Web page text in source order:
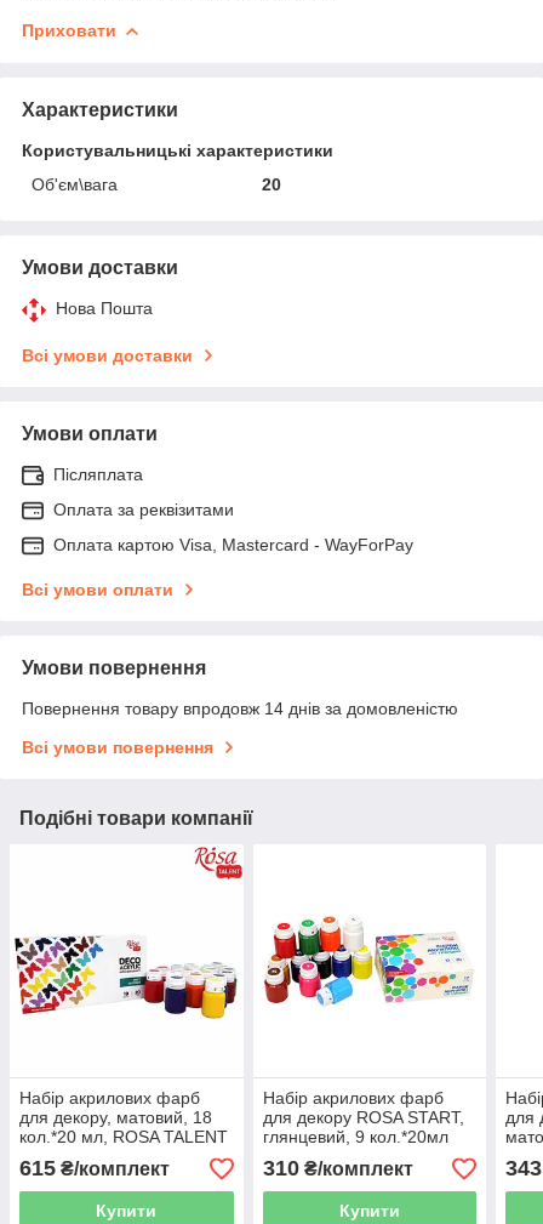
Приховати
Характеристики
Користувальницькі характеристики
Об'єм\вага
20
Умови доставки
Нова Пошта
Всі умови доставки
Умови оплати
Післяплата
Оплата за реквізитами
Оплата картою Visa, Mastercard - WayForPay
Всі умови оплати
Умови повернення
Повернення товару впродовж 14 днів за домовленістю
Всі умови повернення
Подібні товари компанії
Набір акрилових фарб
для декору, матовий, 18
кол.*20 мл, ROSA TALENT
615 ₴/комплект
Купити
Набір акрилових фарб
для декору ROSA START,
глянцевий, 9 кол.*20мл
310₴/комплект
Купити
для
343